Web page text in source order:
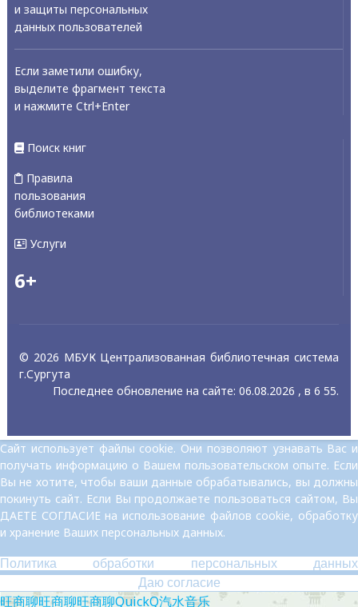
и защиты персональных
данных пользователей
Если заметили ошибку,
выделите фрагмент текста
и нажмите Ctrl+Enter
Поиск книг
Правила
пользования
библиотеками
Услуги
6+
© 2026 МБУК Централизованная библиотечная система
г.Сургута
Последнее обновление на сайте: 06.08.2026 , в 6 55.
Сайт использует файлы cookie. Они позволяют узнавать Вас и
получать информацию о Вашем пользовательском опыте. Если
Вы не хотите, чтобы ваши данные обрабатывались, вы должны
покинуть сайт. Если Вы продолжаете пользоваться сайтом, Вы
ДАЕТЕ СОГЛАСИЕ на использование файлов cookie, обработку
и хранение Ваших персональных данных.
Политика обработки персональных данных
Даю согласие
旺商聊旺商聊旺商聊QuickQ汽水音乐